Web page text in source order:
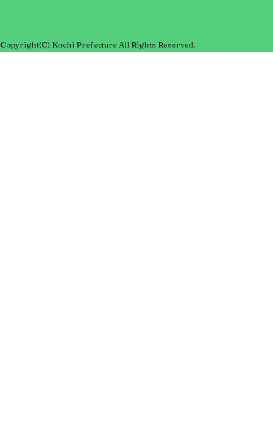
Copyright(C) Kochi Prefecture All Rights Reserved.